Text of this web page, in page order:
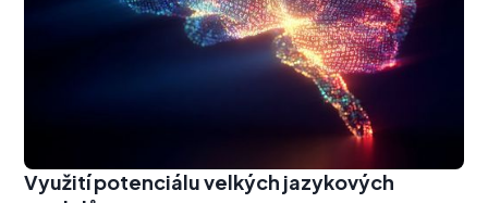
Využití potenciálu velkých jazykových